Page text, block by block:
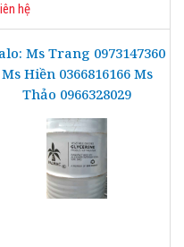
hệ
Ms Trang 0973147360
Ms Hiền 0366816166 Ms
Thảo 0966328029